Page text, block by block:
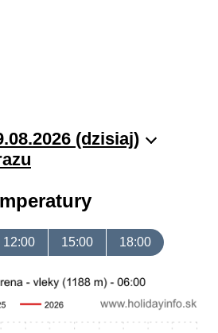
(dzisiaj)
12:00 15:00 18:00